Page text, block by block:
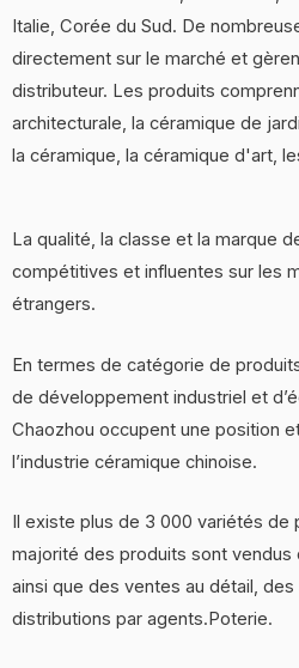
Italie, Corée du Sud. De
directement sur le marché et
distributeur. Les produits
architecturale, la céramique de
la céramique, la céramique d'art,
La qualité, la classe et la marque
compétitives et influentes sur les
étrangers.
En termes de catégorie de
de développement industriel et
Chaozhou occupent une position
l’industrie céramique chinoise.
Il existe plus de 3 000 variétés de
majorité des produits sont vendus
ainsi que des ventes au détail,
distributions par agents.Poterie.